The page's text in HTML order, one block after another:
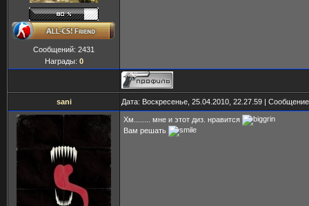
Сообщений: 2431
Награды: 0
sani Дата: Воскресенье, 25.04.2010, 22.27.59 |
Хм........ мне и этот диз. нравится
Вам решать